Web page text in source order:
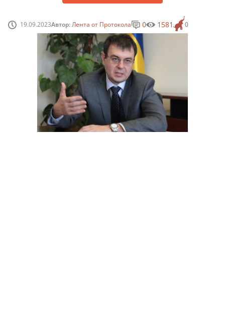
19.09.2023Автор:Лента от Протокола 0
0 1581